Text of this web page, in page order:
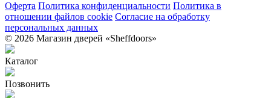
Оферта Политика конфиденциальности Политика в
отношении файлов cookie Согласие на обработку
персональных данных
© 2026 Магазин дверей «Sheffdoors»
Каталог
Позвонить